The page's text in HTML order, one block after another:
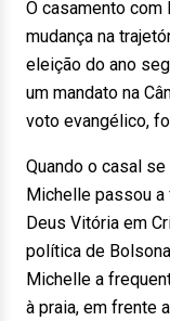
O casamento com
mudança na
eleição do ano
um mandato na
voto evangélico,
Quando o casal
Michelle passou
Deus Vitória em
política de
Michelle a
à praia, em frente